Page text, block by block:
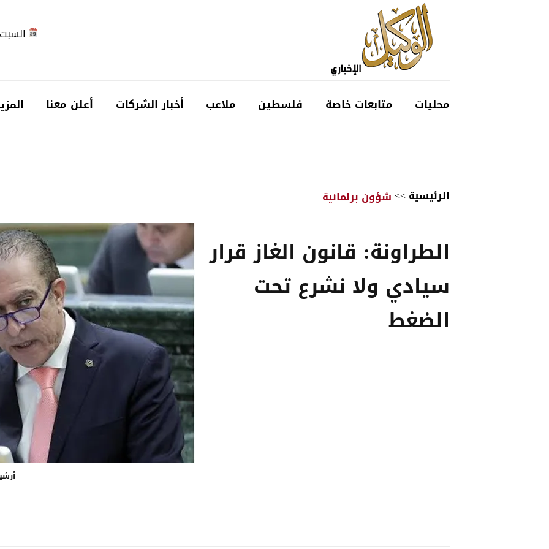
السبت 2026-
محليات متابعات خاصة فلسطين ملاعب أخبار الشركات أعلن معنا
الرئيسية>>شؤون برلمانية
الطراونة: قانون الغاز قرار
سيادي ولا نشرع تحت
الضغط